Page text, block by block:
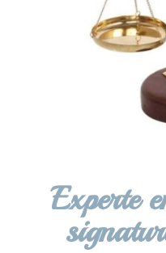
Experte